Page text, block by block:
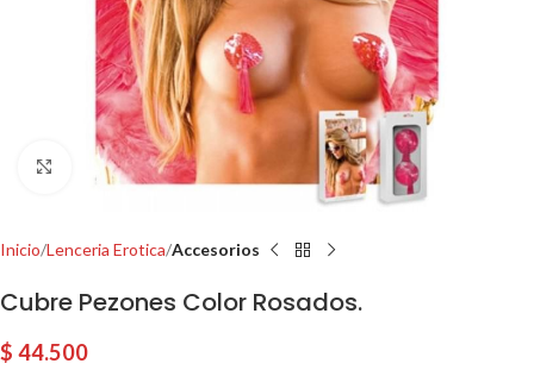
Click para agrandar
Inicio Lenceria Erotica Accesorios
Cubre Pezones Color Rosados.
$ 44.500